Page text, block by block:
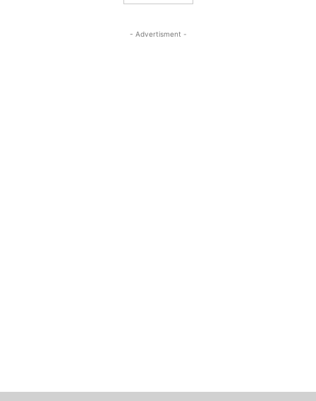
- Advertisment -